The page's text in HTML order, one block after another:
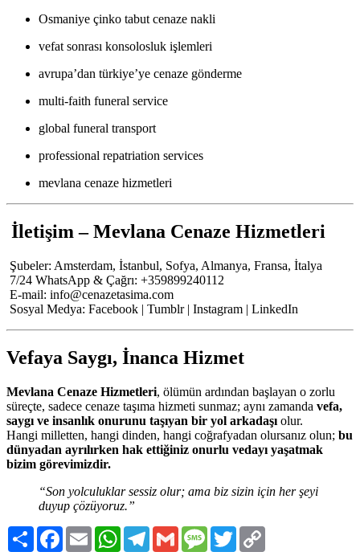
Osmaniye çinko tabut cenaze nakli
vefat sonrası konsolosluk işlemleri
avrupa’dan türkiye’ye cenaze gönderme
multi-faith funeral service
global funeral transport
professional repatriation services
mevlana cenaze hizmetleri
İletişim – Mevlana Cenaze Hizmetleri
Şubeler: Amsterdam, İstanbul, Sofya, Almanya, Fransa, İtalya
7/24 WhatsApp & Çağrı: +359899240112
E-mail: info@cenazetasima.com
Sosyal Medya: Facebook | Tumblr | Instagram | LinkedIn
Vefaya Saygı, İnanca Hizmet
Mevlana Cenaze Hizmetleri, ölümün ardından başlayan o zorlu
süreçte, sadece cenaze taşıma hizmeti sunmaz; aynı zamanda vefa,
saygı ve insanlık onurunu taşıyan bir yol arkadaşı olur.
Hangi milletten, hangi dinden, hangi coğrafyadan olursanız olun; bu
dünyadan ayrılırken hak ettiğiniz onurlu vedayı yaşatmak
bizim görevimizdir.
“Son yolculuklar sessiz olur; ama biz sizin için her şeyi
duyup çözüyoruz.”
PaylaşFacebook
Email WhatsAppTelegram
Gmail MessageTwitter